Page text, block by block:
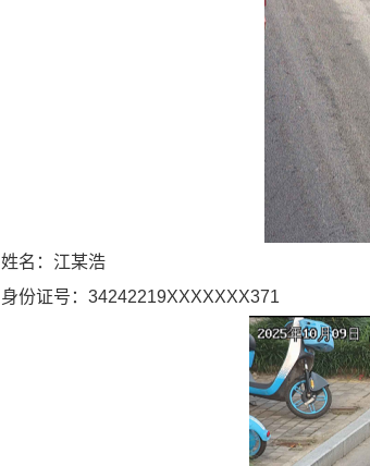
姓名：江某浩
身份证号：34242219XXXXXXX371